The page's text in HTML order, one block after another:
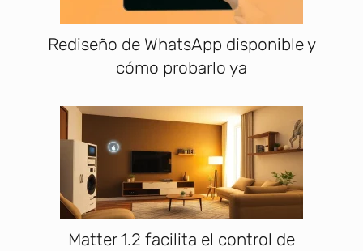
Rediseño de WhatsApp disponible y
cómo probarlo ya
Matter 1.2 facilita el control de